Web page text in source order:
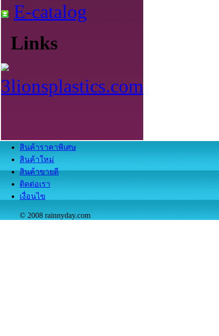
E-catalog
Links
3lionsplastics.com
สินค้าราคาพิเศษ
สินค้าใหม่
สินค้าขายดี
ติดต่อเรา
เงื่อนไข
© 2008 rainnyday.com